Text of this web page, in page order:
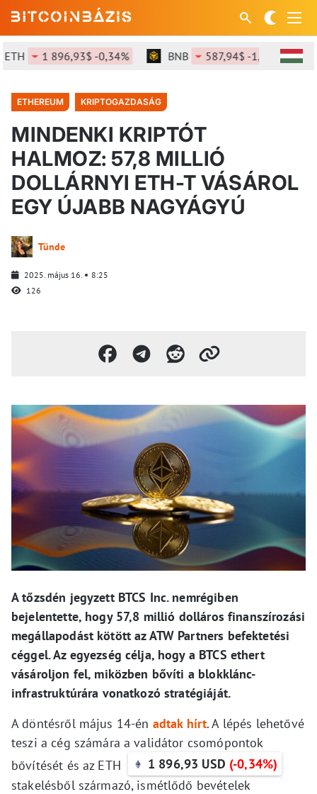
1 896,93$ -0,34% BNB 587,94$ -1,1%
ETHEREUM KRIPTOGAZDASÁG
MINDENKI KRIPTÓT
HALMOZ: 57,8 MILLIÓ
DOLLÁRNYI ETH-T VÁSÁROL
EGY ÚJABB NAGYÁGYÚ
Tünde
2025. május 16.
8:25
126
A tőzsdén jegyzett BTCS Inc. nemrégiben
bejelentette, hogy 57,8 millió dolláros finanszírozási
megállapodást kötött az ATW Partners befektetési
céggel. Az egyezség célja, hogy a BTCS ethert
vásároljon fel, miközben bővíti a blokklánc-
infrastruktúrára vonatkozó stratégiáját.
A döntésről május 14-én adtak hírt. A lépés lehetővé
teszi a cég számára a validátor csomópontok
bővítését és az ETH
1 896,93 USD (-0,34%)
stakelésből származó, ismétlődő bevételek